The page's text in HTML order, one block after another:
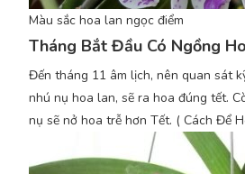
Màu sắc hoa lan ngọc điểm
Tháng Bắt Đầu Có Ngồng
Đến tháng 11 âm lịch, nên quan sát
nhú nụ hoa lan, sẽ ra hoa đúng tết.
nụ sẽ nở hoa trễ hơn Tết. ( Cách Để